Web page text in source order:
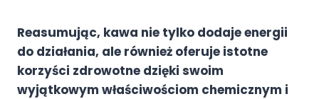
Reasumując, kawa nie tylko dodaje energii
do działania, ale również oferuje istotne
korzyści zdrowotne dzięki swoim
wyjątkowym właściwościom chemicznym i